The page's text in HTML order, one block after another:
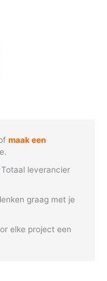
maak een
Totaal leverancier
graag met je
elke project een